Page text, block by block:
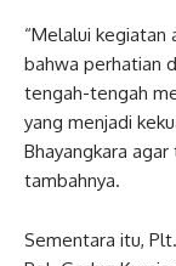
“Melalui kegiatan
bahwa perhatian
tengah-tengah
yang menjadi
Bhayangkara
tambahnya.
Sementara itu,